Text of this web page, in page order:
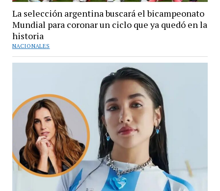
La selección argentina buscará el bicampeonato
Mundial para coronar un ciclo que ya quedó en la
historia
NACIONALES